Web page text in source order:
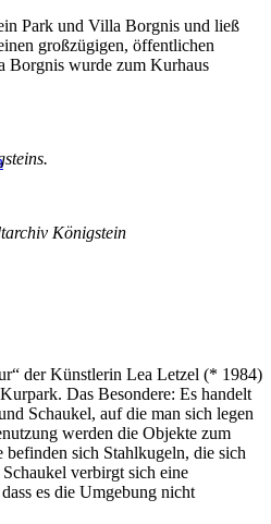
Park und Villa Borgnis und ließ
großzügigen, öffentlichen
wurde zum Kurhaus
Königstein
der Künstlerin Lea Letzel (* 1984)
Das Besondere: Es handelt
Schaukel, auf die man sich legen
werden die Objekte zum
sich Stahlkugeln, die sich
verbirgt sich eine
es die Umgebung nicht